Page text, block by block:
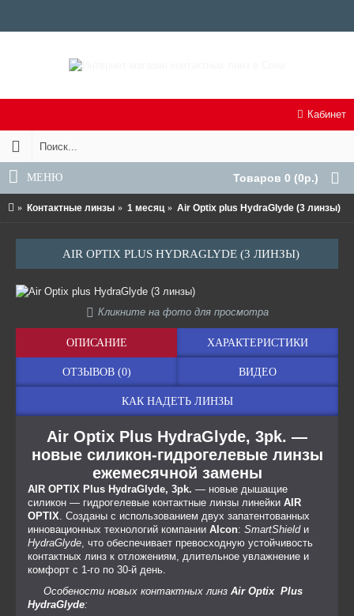
Товаров 0 (0р.)
Кабинет
МЕНЮ
Контактные линзы 1 месяц Air Optix plus HydraGlyde (3 линзы)
AIR OPTIX PLUS HYDRAGLYDE (3 ЛИНЗЫ)
Кликните на фото для просмотра
ОПИСАНИЕ ХАРАКТЕРИСТИКИ
ОТЗЫВОВ (0) ВИДЕО
КАК НАДЕТЬ ЛИНЗЫ
Air Optix Plus HydraGlyde, 3pk. —
новые силикон-гидрогелевые линзы
ежемесячной замены
AIR OPTIX Plus HydraGlyde, 3pk. — новые дышащие
силикон — гидрогелевые контактные линзы линейки AIR
OPTIX. Созданы с использованием двух запатентованных
инновационных технологий компании Alcon: SmartShieldи
HydraGlyde, что обеспечивает превосходную устойчивость
контактных линз к отложениям, длительное увлажнение и
комфорт с 1-го по 30-й день.
Особености новых контактных линз Air Optix Plus
HydraGlyde: